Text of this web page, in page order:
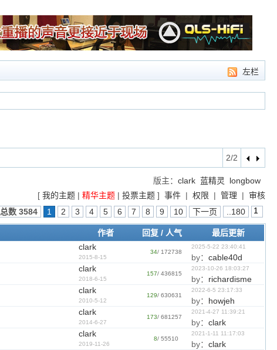
左栏
1/2
版主： clark 蓝精灵
longbow
[ 我的主题| 精华主题| 投票主题] 事件| 权限 | 管理 | 审核
总数 3584
1 2 3 4 5 6 7 8 9 10 下一页 ..180
作者 回复/ 人气 最后更新
clark
2015-8-15
34/ 172738
2025-5-22 23:40:41
by：cable40d
clark
2018-6-15
157/ 436815
2023-10-26 18:03:27
by： richardisme
clark
2010-5-12
129/ 630631
2022-6-5 23:17:33
by： howjeh
clark
2014-6-27
173/ 681257
2021-4-27 11:39:21
by：clark
clark
2019-11-26
8/ 55510
2021-1-11 11:17:03
by：clark